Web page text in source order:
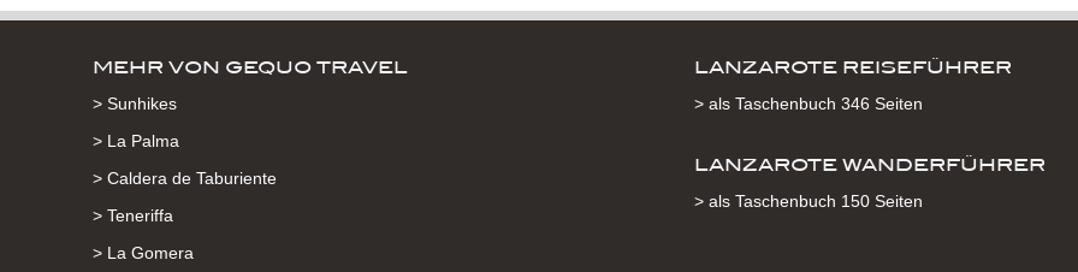
MEHR VON GEQUO TRAVEL
> Sunhikes
> La Palma
> Caldera de Taburiente
> Teneriffa
> La Gomera
LANZAROTE REISEFÜHRER
> als Taschenbuch 346 Seiten
LANZAROTE WANDERFÜHRER
> als Taschenbuch 150 Seiten